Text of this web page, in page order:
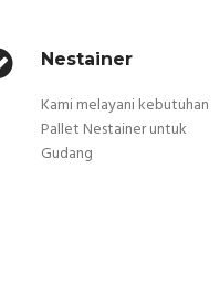
Nestainer
Kami melayani kebutuhan
Pallet Nestainer untuk
Gudang